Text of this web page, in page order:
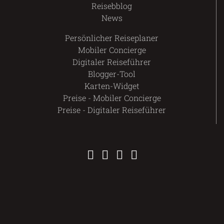
Reisebblog
News
Persönlicher Reiseplaner
Mobiler Concierge
Digitaler Reiseführer
Blogger-Tool
Karten-Widget
Preise - Mobiler Concierge
Preise - Digitaler Reiseführer